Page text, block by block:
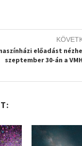
előadást
szeptember 30-án a